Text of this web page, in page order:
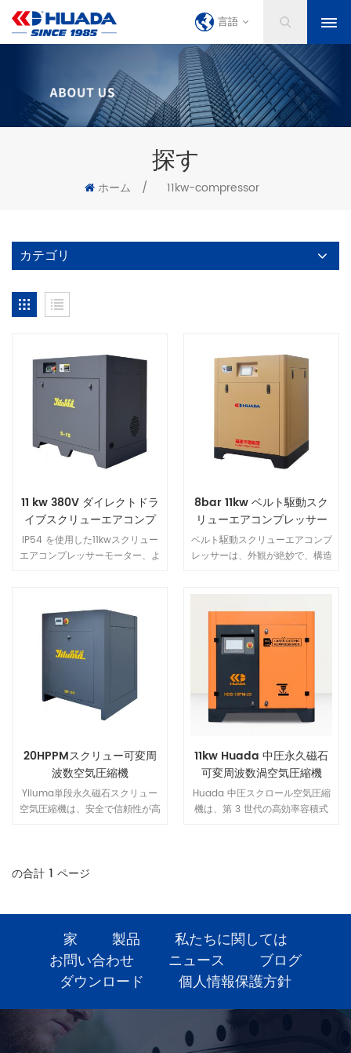
言語
探す
ホーム / 11kw-compressor
カテゴリ
11 kw 380V ダイレクトドラ
イブスクリューエアコンプ
レッサー
IP54 を使用した11kwスクリュー
エアコンプレッサーモーター、よ
造を採用しているため、 機械の
寿命が大幅に延びます。
8bar 11kw ベルト駆動スク
リューエアコンプレッサー
ベルト駆動スクリューエアコンプ
レッサーは、外観が絶妙で、構造
20HPPMスクリュー可変周
波数空気圧縮機
Yiluma単段永久磁石スクリュー
空気圧縮機は、安全で信頼性が高
規模の事業体向けに設計、製造さ
11kw Huada 中圧永久磁石
可変周波数渦空気圧縮機
Huada 中圧スクロール空気圧縮
機は、第 3 世代の高効率容積式
の合計 1 ページ
家 製品
私たちに関しては
お問い合わせ
ニュース
ブログ
ダウンロード
個人情報保護方針